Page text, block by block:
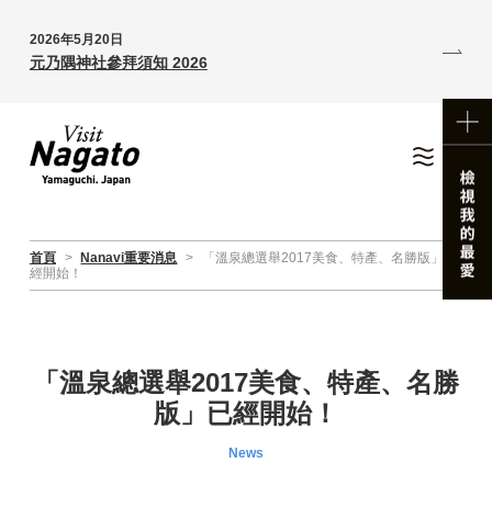
2026年5月20日
元乃隅神社參拜須知 2026
首頁 > Nanavi重要消息 >
「溫泉總選舉2017美食、特產、名勝版」已
經開始！
「溫泉總選舉2017美食、特產、名勝
版」已經開始！
News